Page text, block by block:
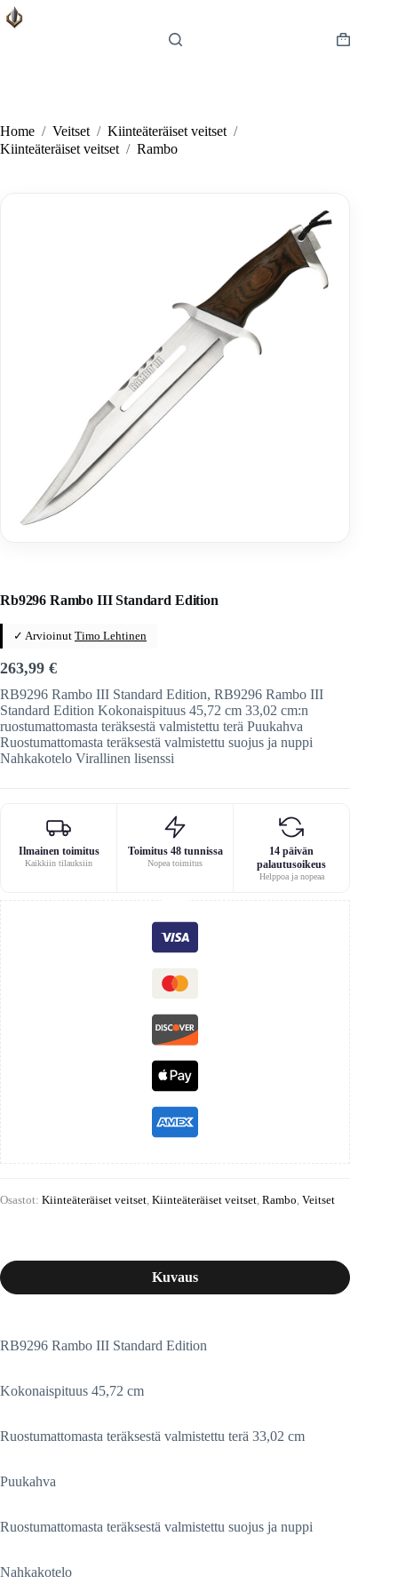
Skip
to
Shopping
Home / Veitset / Kiinteäteräiset veitset /
Kiinteäteräiset veitset / Rambo
Rb9296 Rambo III Standard Edition
✓ Arvioinut Timo Lehtinen
263,99 €
RB9296 Rambo III Standard Edition, RB9296 Rambo III
Standard Edition Kokonaispituus 45,72 cm 33,02 cm:n
ruostumattomasta teräksestä valmistettu terä Puukahva
Ruostumattomasta teräksestä valmistettu suojus ja nuppi
Nahkakotelo Virallinen lisenssi
Ilmainen toimitus
Kaikkiin tilauksiin
Toimitus 48 tunnissa
Nopea toimitus
14 päivän
palautusoikeus
Helppoa ja nopeaa
Osastot: Kiinteäteräiset veitset, Kiinteäteräiset veitset, Rambo, Veitset
Kuvaus
RB9296 Rambo III Standard Edition
Kokonaispituus 45,72 cm
Ruostumattomasta teräksestä valmistettu terä 33,02 cm
Puukahva
Ruostumattomasta teräksestä valmistettu suojus ja nuppi
Nahkakotelo